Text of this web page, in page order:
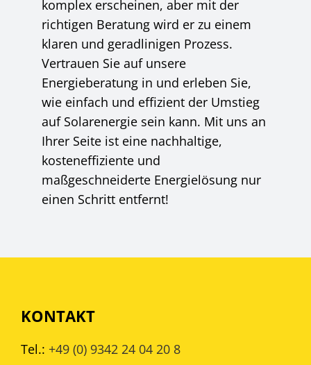
komplex erscheinen, aber mit der
richtigen Beratung wird er zu einem
klaren und geradlinigen Prozess.
Vertrauen Sie auf unsere
Energieberatung in und erleben Sie,
wie einfach und effizient der Umstieg
auf Solarenergie sein kann. Mit uns an
Ihrer Seite ist eine nachhaltige,
kosteneffiziente und
maßgeschneiderte Energielösung nur
einen Schritt entfernt!
KONTAKT
Tel.: +49 (0) 9342 24 04 20 8